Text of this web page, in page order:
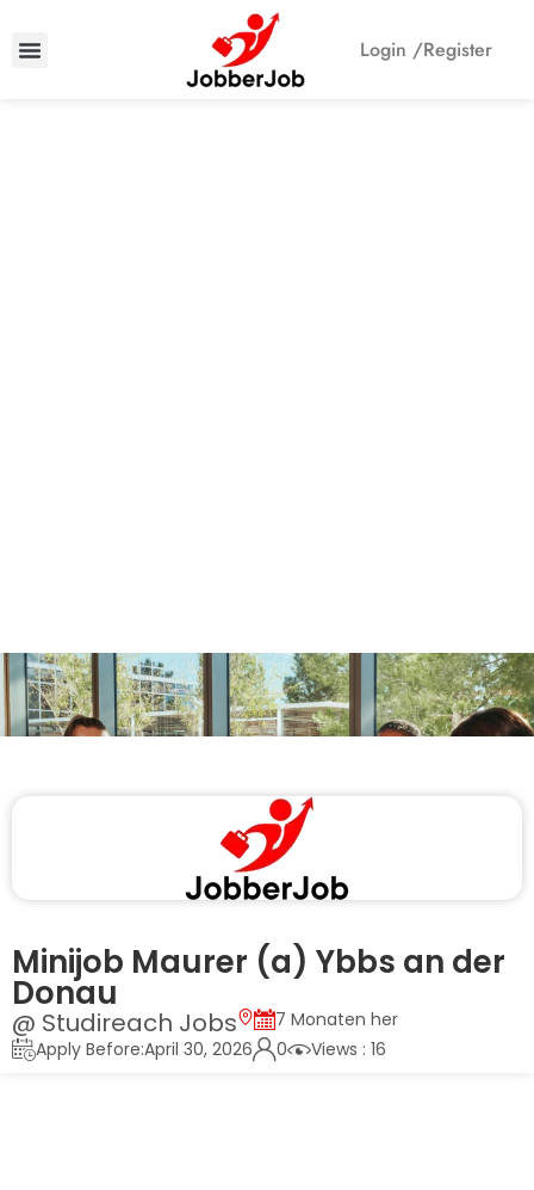
Login /Register
Minijob Maurer (a) Ybbs an der
Donau
@ Studireach Jobs
7 Monaten her
Apply Before:April 30, 2026
0 Views : 16